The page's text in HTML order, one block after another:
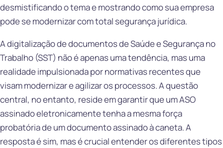
desmistificando o tema e mostrando como sua empresa
pode se modernizar com total segurança jurídica.
A digitalização de documentos de Saúde e Segurança no
Trabalho (SST) não é apenas uma tendência, mas uma
realidade impulsionada por normativas recentes que
visam modernizar e agilizar os processos. A questão
central, no entanto, reside em garantir que um ASO
assinado eletronicamente tenha a mesma força
probatória de um documento assinado à caneta. A
resposta é sim, mas é crucial entender os diferentes tipos